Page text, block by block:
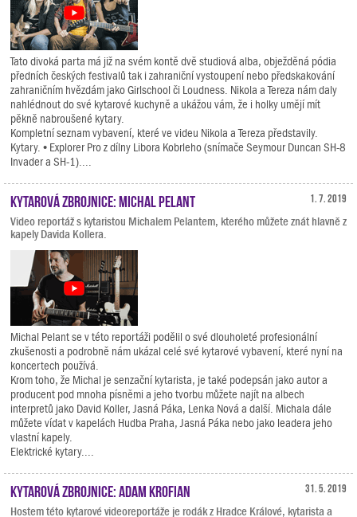
Tato divoká parta má již na svém kontě dvě studiová alba, obježděná pódia
předních českých festivalů tak i zahraniční vystoupení nebo předskakování
zahraničním hvězdám jako Girlschool či Loudness. Nikola a Tereza nám daly
nahlédnout do své kytarové kuchyně a ukážou vám, že i holky umějí mít
pěkně nabroušené kytary.
Kompletní seznam vybavení, které ve videu Nikola a Tereza představily.
Kytary. • Explorer Pro z dílny Libora Kobrleho (snímače Seymour Duncan SH-8
Invader a SH-1)....
1. 7. 2019
Kytarová zbrojnice: Michal Pelant
Video reportáž s kytaristou Michalem Pelantem, kterého můžete znát hlavně z
kapely Davida Kollera.
Michal Pelant se v této reportáži podělil o své dlouholeté profesionální
zkušenosti a podrobně nám ukázal celé své kytarové vybavení, které nyní na
koncertech používá.
Krom toho, že Michal je senzační kytarista, je také podepsán jako autor a
producent pod mnoha písněmi a jeho tvorbu můžete najít na albech
interpretů jako David Koller, Jasná Páka, Lenka Nová a další. Michala dále
můžete vídat v kapelách Hudba Praha, Jasná Páka nebo jako leadera jeho
vlastní kapely.
Elektrické kytary....
31. 5. 2019
Kytarová zbrojnice: Adam Krofian
Hostem této kytarové videoreportáže je rodák z Hradce Králové, kytarista a